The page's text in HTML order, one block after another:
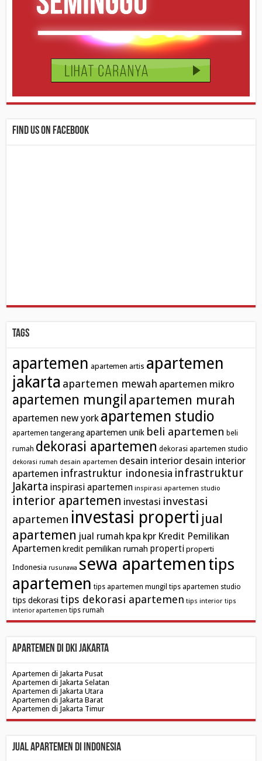
Find us on Facebook
Tags
apartemen apartemen artis apartemen
jakarta apartemen mewah apartemen mikro
apartemen mungil apartemen murah
apartemen new york apartemen studio
apartemen tangerang apartemen unik beli apartemen beli
rumah dekorasi apartemen dekorasi apartemen studio
dekorasi rumah desain apartemen desain interior desain interior
apartemen infrastruktur indonesia infrastruktur
Jakarta inspirasi apartemen inspirasi apartemen studio
interior apartemen investasi investasi
apartemen investasi properti jual
apartemen jual rumah kpa kpr Kredit Pemilikan
Apartemen kredit pemilikan rumah properti properti
Indonesia rusunawa sewa apartementips
apartemen tips apartemen mungil tips apartemen studio
tips dekorasi tips dekorasi apartemen tips interior tips
interior apartemen tips rumah
Apartemen di DKI Jakarta
Apartemen di Jakarta Pusat
Apartemen di Jakarta Selatan
Apartemen di Jakarta Utara
Apartemen di Jakarta Barat
Apartemen di Jakarta Timur
Jual Apartemen di Indonesia